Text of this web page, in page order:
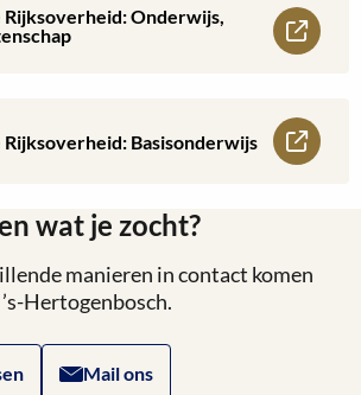
Rijksoverheid: Onderwijs,
Basisonderwijs
wat je zocht?
manieren in contact komen
Hertogenbosch.
Mail ons